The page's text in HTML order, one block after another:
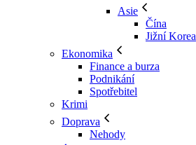
Asie
Čína
Jižní Korea
Ekonomika
Finance a burza
Podnikání
Spotřebitel
Krimi
Doprava
Nehody